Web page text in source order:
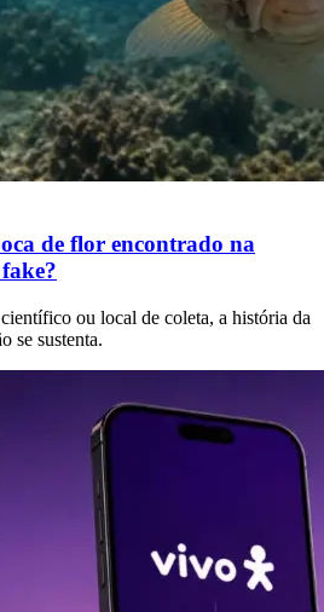
de flor encontrado na
ou local de coleta, a história da
se sustenta.